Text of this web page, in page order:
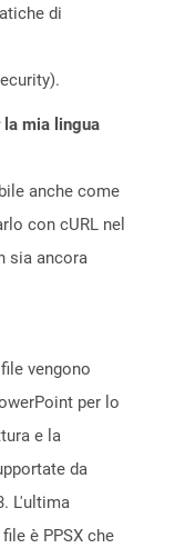
di
la mia lingua
anche come
con cURL nel
sia ancora
vengono
per lo
e la
da
L'ultima
è PPSX che